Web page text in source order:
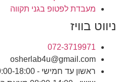
מעבדת לפטופ בגני תקווה
ניווט בוויז
072-3719971
osherlab4u@gmail.com
ראשון עד חמישי - 09:00-18:00